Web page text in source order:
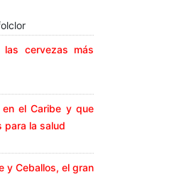
cervezas más
el Caribe y que
para la salud
y Ceballos, el gran